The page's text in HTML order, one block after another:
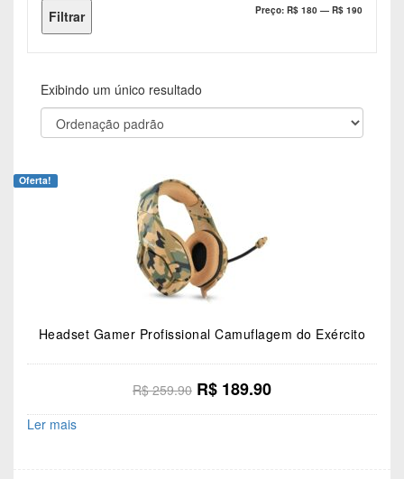
Preço
Preço
Filtrar Preço: R$ 180 — R$ 190
Exibindo um único resultado
Oferta!
Headset Gamer Profissional Camuflagem do Exército
R$259.90 O
preço
R$ 189.90O
preço
Ler mais